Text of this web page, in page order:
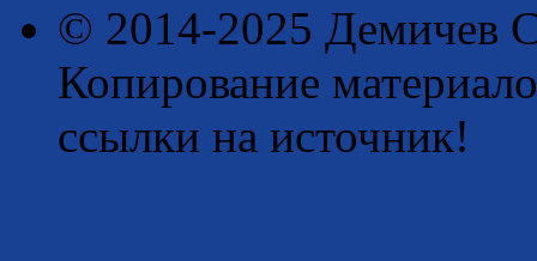
© 2014-2025 Демичев
Копирование
ссылки на источник!